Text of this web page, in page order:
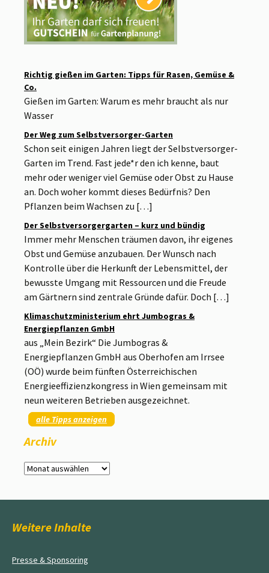
Richtig gießen im Garten: Tipps für Rasen, Gemüse &
Co.
Gießen im Garten: Warum es mehr braucht als nur
Wasser
Der Weg zum Selbstversorger-Garten
Schon seit einigen Jahren liegt der Selbstversorger-
Garten im Trend. Fast jede*r den ich kenne, baut
mehr oder weniger viel Gemüse oder Obst zu Hause
an. Doch woher kommt dieses Bedürfnis? Den
Pflanzen beim Wachsen zu […]
Der Selbstversorgergarten – kurz und bündig
Immer mehr Menschen träumen davon, ihr eigenes
Obst und Gemüse anzubauen. Der Wunsch nach
Kontrolle über die Herkunft der Lebensmittel, der
bewusste Umgang mit Ressourcen und die Freude
am Gärtnern sind zentrale Gründe dafür. Doch […]
Klimaschutzministerium ehrt Jumbogras &
Energiepflanzen GmbH
aus „Mein Bezirk“ Die Jumbogras &
Energiepflanzen GmbH aus Oberhofen am Irrsee
(OÖ) wurde beim fünften Österreichischen
Energieeffizienzkongress in Wien gemeinsam mit
neun weiteren Betrieben ausgezeichnet.
alle Tipps anzeigen
Archiv
Archiv
Weitere Inhalte
Presse & Sponsoring